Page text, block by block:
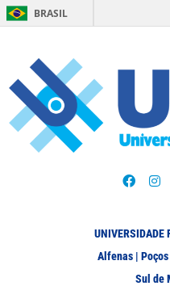
BRASIL
UNIVERSIDADE
Alfenas |
Sul de